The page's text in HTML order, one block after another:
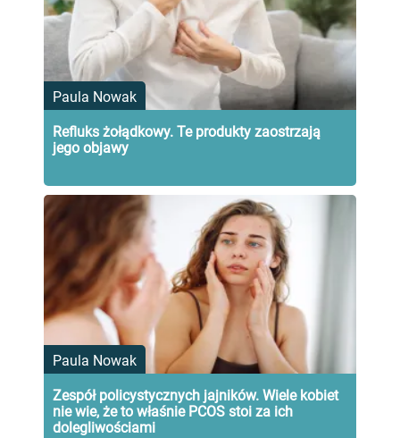
Paula Nowak
Refluks żołądkowy. Te produkty zaostrzają
jego objawy
Paula Nowak
Zespół policystycznych jajników. Wiele kobiet
nie wie, że to właśnie PCOS stoi za ich
dolegliwościami